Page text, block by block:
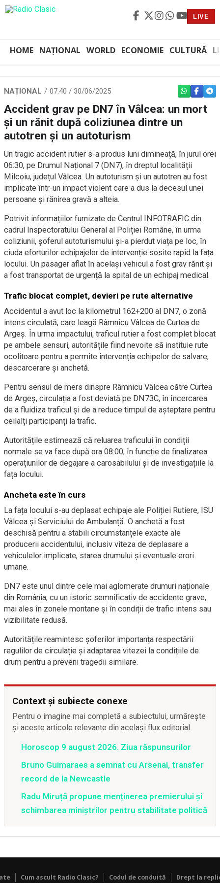
LIVE
HOME NAȚIONAL WORLD ECONOMIE CULTURĂ
NAȚIONAL 07:40 / 30/06/2025 WHATSAPP
Accident grav pe DN7 în Vâlcea: un mort
și un rănit după coliziunea dintre un
autotren și un autoturism
Un tragic accident rutier s-a produs luni dimineață, în jurul orei
06:30, pe Drumul Național 7 (DN7), în dreptul localității
Milcoiu, județul Vâlcea. Un autoturism și un autotren au fost
implicate într-un impact violent care a dus la decesul unei
persoane și rănirea gravă a alteia.
Potrivit informațiilor furnizate de Centrul INFOTRAFIC din
cadrul Inspectoratului General al Poliției Române, în urma
coliziunii, șoferul autoturismului și-a pierdut viața pe loc, în
ciuda eforturilor echipajelor de intervenție sosite rapid la fața
locului. Un pasager aflat în același vehicul a fost grav rănit și
a fost transportat de urgență la spital de un echipaj medical.
Trafic blocat complet, devieri pe rute alternative
Accidentul a avut loc la kilometrul 162+200 al DN7, o zonă
intens circulată, care leagă Râmnicu Vâlcea de Curtea de
Argeș. În urma impactului, traficul rutier a fost complet blocat
pe ambele sensuri, autoritățile fiind nevoite să instituie rute
ocolitoare pentru a permite intervenția echipelor de salvare,
descarcerare și anchetă.
Pentru sensul de mers dinspre Râmnicu Vâlcea către Curtea
de Argeș, circulația a fost deviată pe DN73C, în încercarea
de a fluidiza traficul și de a reduce timpul de așteptare pentru
ceilalți participanți la trafic.
Autoritățile estimează că reluarea traficului în condiții
normale se va face după ora 08:00, în funcție de finalizarea
operațiunilor de degajare a carosabilului și de investigațiile la
fața locului.
Ancheta este în curs
La fața locului s-au deplasat echipaje ale Poliției Rutiere, ISU
Vâlcea și Serviciului de Ambulanță. O anchetă a fost
deschisă pentru a stabili circumstanțele exacte ale
producerii accidentului, inclusiv viteza de deplasare a
vehiculelor implicate, starea drumului și eventuale erori
umane.
DN7 este unul dintre cele mai aglomerate drumuri naționale
din România, cu un istoric semnificativ de accidente grave,
mai ales în zonele montane și în condiții de trafic intens sau
vizibilitate redusă.
Autoritățile reamintesc șoferilor importanța respectării
regulilor de circulație și adaptarea vitezei la condițiile de
drum pentru a preveni tragedii similare.
Context și subiecte conexe
Pentru o imagine mai completă a subiectului, urmărește
și aceste articole relevante din același flux editorial.
Horoscop 9 august 2026. Ziua răspunsurilor
Bruno Guimaraes a semnat cu Arsenal, transfer
record de la Newcastle
Radu Miruță propune menținerea premierului și
schimbarea miniștrilor pentru stabilitate politică
Cum ascult Radio Clasic? Codul de conduită Drept la